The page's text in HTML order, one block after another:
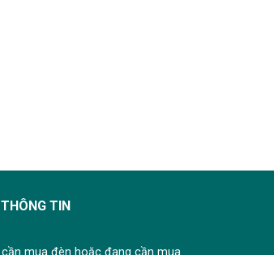
TIN
mua đèn hoặc đang cần mua